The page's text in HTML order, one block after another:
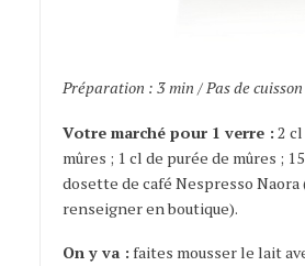
Préparation : 3 min / Pas de cuisson
Votre marché pour 1 verre : 2
mûres ; 1 cl de purée de mûres ;
dosette de café Nespresso Naora
renseigner en boutique).
On y va : faites mousser le lait